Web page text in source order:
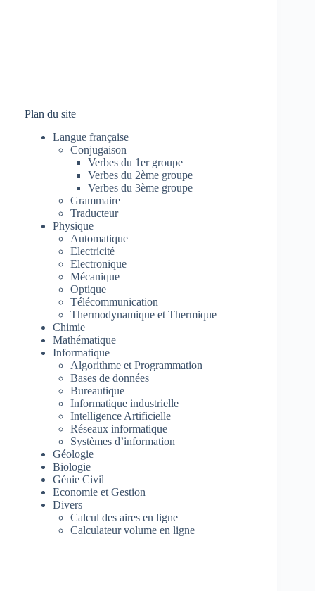
Plan du site
Langue française
Conjugaison
Verbes du 1er groupe
Verbes du 2ème groupe
Verbes du 3ème groupe
Grammaire
Traducteur
Physique
Automatique
Electricité
Electronique
Mécanique
Optique
Télécommunication
Thermodynamique et Thermique
Chimie
Mathématique
Informatique
Algorithme et Programmation
Bases de données
Bureautique
Informatique industrielle
Intelligence Artificielle
Réseaux informatique
Systèmes d’information
Géologie
Biologie
Génie Civil
Economie et Gestion
Divers
Calcul des aires en ligne
Calculateur volume en ligne